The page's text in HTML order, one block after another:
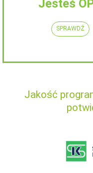
Jesteś
SPRAWDŹ
Jakość